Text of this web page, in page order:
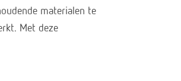
materialen te
Met deze